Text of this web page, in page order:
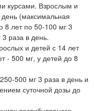
курсами. Взрослым и
(максимальная
8 лет по 50-100 мг 3
раза в день.
и детей с 14 лет
- 500 мг, у детей до 8
500 мг 3 раза в день и
суточной дозы до